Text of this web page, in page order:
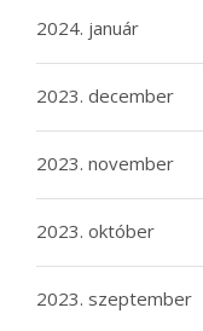
2024. január
2023. december
2023. november
2023. október
2023. szeptember